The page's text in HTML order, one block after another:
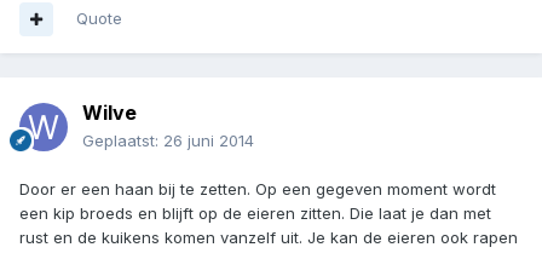
Quote
Wilve
Geplaatst: 26 juni 2014
Door er een haan bij te zetten. Op een gegeven moment wordt
een kip broeds en blijft op de eieren zitten. Die laat je dan met
rust en de kuikens komen vanzelf uit. Je kan de eieren ook rapen